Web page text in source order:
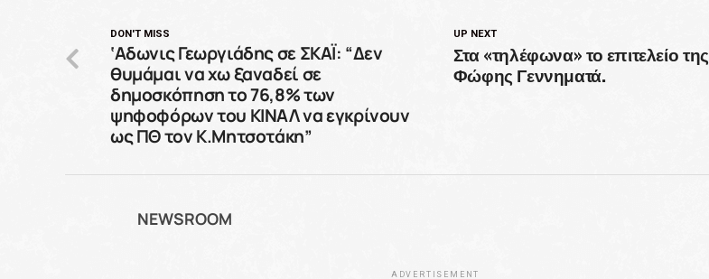
UP NEXT
Στα «τηλέφωνα» το επιτελείο της
Φώφης Γεννηματά.
DON'T MISS
‘Αδωνις Γεωργιάδης σε ΣΚΑΪ: “Δεν
θυμάμαι να χω ξαναδεί σε
δημοσκόπηση το 76,8% των
ψηφοφόρων του ΚΙΝΑΛ να εγκρίνουν
ως ΠΘ τον Κ.Μητσοτάκη”
NEWSROOM
ADVERTISEMENT